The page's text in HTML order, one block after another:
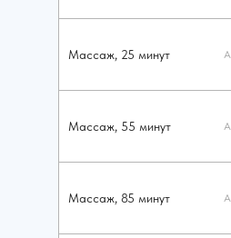
Массаж, 85 минут
Массаж, 55 минут
Массаж, 25 минут